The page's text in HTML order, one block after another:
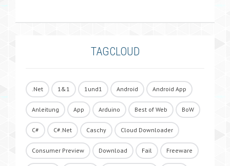
TAGCLOUD
.Net 1&1 1und1 Android Android App
Anleitung App Arduino Best of Web BoW
C# C#.Net Caschy Cloud Downloader
Consumer Preview Download Fail Freeware